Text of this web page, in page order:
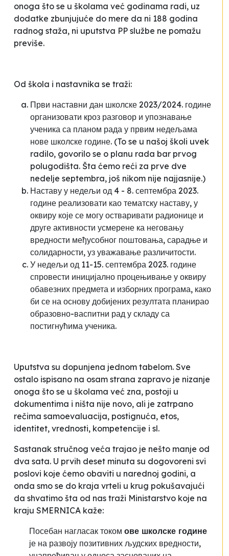
onoga što se u školama već godinama radi, uz
dodatke zbunjujuće do mere da ni 188 godina
radnog staža, ni uputstva PP službe ne pomažu
previše.
Od škola i nastavnika se traži:
Први наставни дан школске 2023/2024. године
организовати кроз разговор и упознавање
ученика са планом рада у првим недељама
нове школске године. (To se u našoj školi uvek
radilo, govorilo se o planu rada bar prvog
polugodišta. Šta ćemo reći za prve dve
nedelje septembra, još nikom nije najjasnije.)
Наставу у недељи од 4 - 8. септембра 2023.
године реализовати као тематску наставу, у
оквиру које се могу остваривати радионице и
друге активности усмерене ка неговању
вредности међусобног поштовања, сарадње и
солидарности, уз уважавање различитости.
У недељи од 11-15. септембра 2023. године
спровести иницијално процењивање у оквиру
обавезних предмета и изборних програма, како
би се на основу добијених резултата планирао
образовно-васпитни рад у складу са
постигнућима ученика.
Uputstva su dopunjena jednom tabelom. Sve
ostalo ispisano na osam strana zapravo je nizanje
onoga što se u školama već zna, postoji u
dokumentima i ništa nije novo, ali je zatrpano
rečima samoevaluacija, postignuća, etos,
identitet, vrednosti, kompetencije i sl.
Sastanak stručnog veća trajao je nešto manje od
dva sata. U prvih deset minuta su dogovoreni svi
poslovi koje ćemo obaviti u narednoj godini, a
onda smo se do kraja vrteli u krug pokušavajući
da shvatimo šta od nas traži Ministarstvo koje na
kraju SMERNICA kaže:
Посебан нагласак током ове школске године
је на развоју позитивних људских вредности,